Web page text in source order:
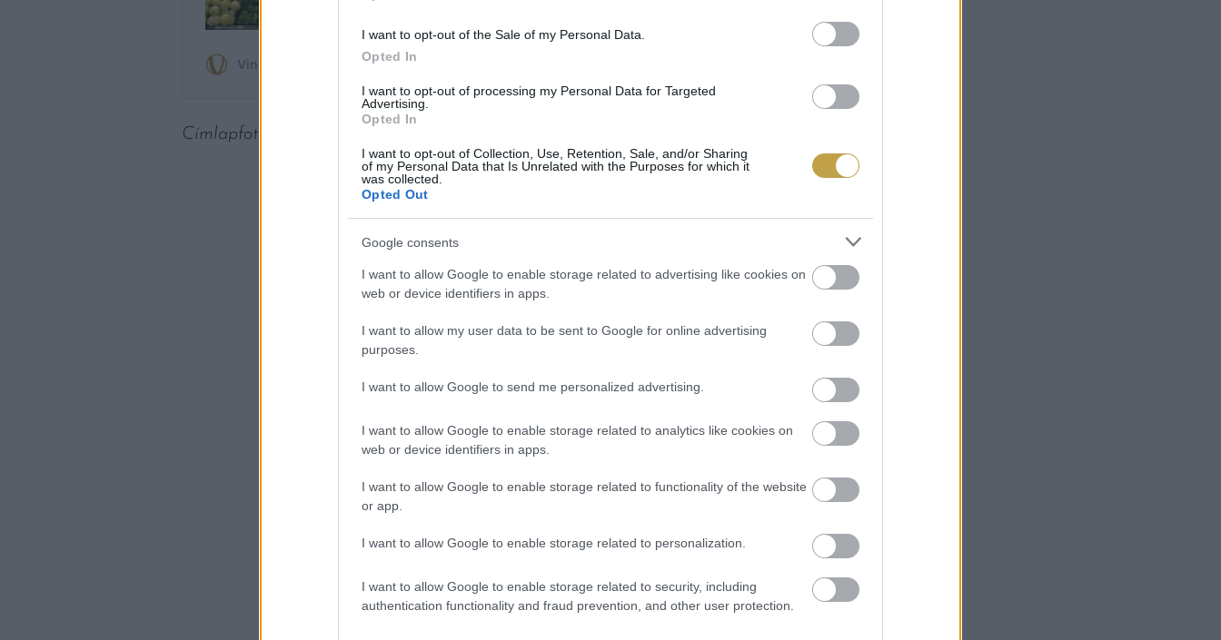
I want to opt-out of the Sale of my Personal Data.
Opted In
I want to opt-out of processing my Personal Data for Targeted
Advertising.
Opted In
I want to opt-out of Collection, Use, Retention, Sale, and/or Sharing
of my Personal Data that Is Unrelated with the Purposes for which it
was collected.
Opted Out
Google consents
I want to allow Google to enable storage related to advertising like cookies on
web or device identifiers in apps.
I want to allow my user data to be sent to Google for online advertising
purposes.
I want to allow Google to send me personalized advertising.
I want to allow Google to enable storage related to analytics like cookies on
web or device identifiers in apps.
I want to allow Google to enable storage related to functionality of the website
or app.
I want to allow Google to enable storage related to personalization.
I want to allow Google to enable storage related to security, including
authentication functionality and fraud prevention, and other user protection.
Címlapfotó: kevin turcios / Unsplash